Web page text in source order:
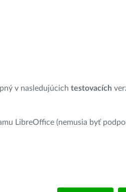
v nasledujúcich testovacích
LibreOffice (nemusia byť